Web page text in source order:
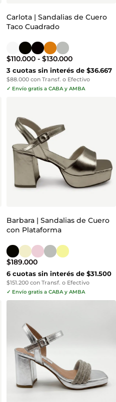
Carlota | Sandalias de Cuero
Taco Cuadrado
$110.000 - $130.000
3 cuotas sin interés de $36.667
$88.000 con Transf. o Efectivo
✓ Envío gratis a CABA y AMBA
Barbara | Sandalias de Cuero
con Plataforma
$189.000
6 cuotas sin interés de $31.500
$151.200 con Transf. o Efectivo
✓ Envío gratis a CABA y AMBA